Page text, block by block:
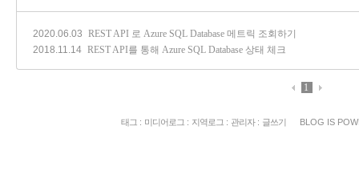
2020.06.03 REST API 로 Azure SQL Database 메트릭 조회하기
2018.11.14 REST API를 통해 Azure SQL Database 상태 체크
1
태그 : 미디어로그 : 지역로그 : 관리자: 글쓰기 BLOG IS